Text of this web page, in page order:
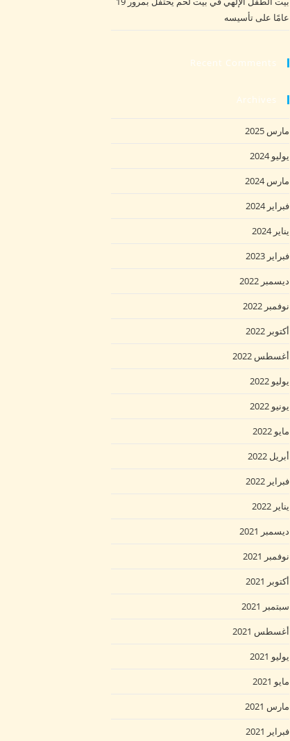
عامًا على تأسيسه
Recent Comments
Archives
مارس 2025
يوليو 2024
مارس 2024
فبراير 2024
يناير 2024
فبراير 2023
ديسمبر 2022
نوفمبر 2022
أكتوبر 2022
أغسطس 2022
يوليو 2022
يونيو 2022
مايو 2022
أبريل 2022
فبراير 2022
يناير 2022
ديسمبر 2021
نوفمبر 2021
أكتوبر 2021
سبتمبر 2021
أغسطس 2021
يوليو 2021
مايو 2021
مارس 2021
فبراير 2021